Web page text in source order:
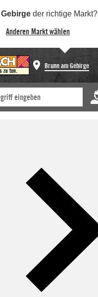
der richtige Markt?
Anderen Markt wählen
Brunn am Gebirge